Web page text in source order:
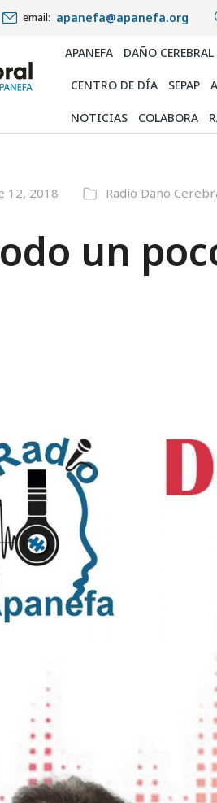
email: apanefa@apanefa.org
APANEFA DAÑO
CENTRO DE DÍA SEPAP
NOTICIAS COLABORA
12, 2018 Radio Daño
un